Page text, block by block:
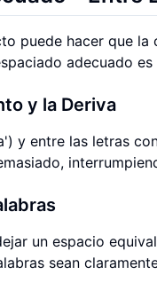
puede hacer que la
adecuado es
y la Deriva
y entre las letras
un espacio
sean